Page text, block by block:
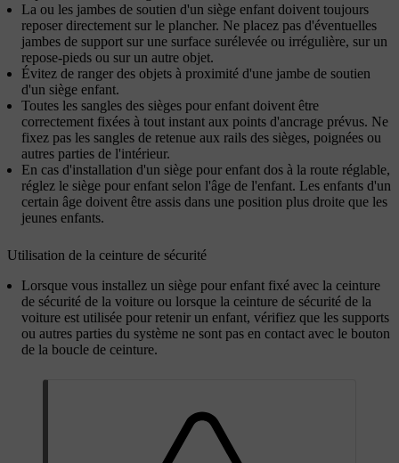
La ou les jambes de soutien d'un siège enfant doivent toujours
reposer directement sur le plancher. Ne placez pas d'éventuelles
jambes de support sur une surface surélevée ou irrégulière, sur un
repose-pieds ou sur un autre objet.
Évitez de ranger des objets à proximité d'une jambe de soutien
d'un siège enfant.
Toutes les sangles des sièges pour enfant doivent être
correctement fixées à tout instant aux points d'ancrage prévus. Ne
fixez pas les sangles de retenue aux rails des sièges, poignées ou
autres parties de l'intérieur.
En cas d'installation d'un siège pour enfant dos à la route réglable,
réglez le siège pour enfant selon l'âge de l'enfant. Les enfants d'un
certain âge doivent être assis dans une position plus droite que les
jeunes enfants.
Utilisation de la ceinture de sécurité
Lorsque vous installez un siège pour enfant fixé avec la ceinture
de sécurité de la voiture ou lorsque la ceinture de sécurité de la
voiture est utilisée pour retenir un enfant, vérifiez que les supports
ou autres parties du système ne sont pas en contact avec le bouton
de la boucle de ceinture.